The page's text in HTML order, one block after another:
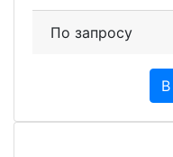
По запросу